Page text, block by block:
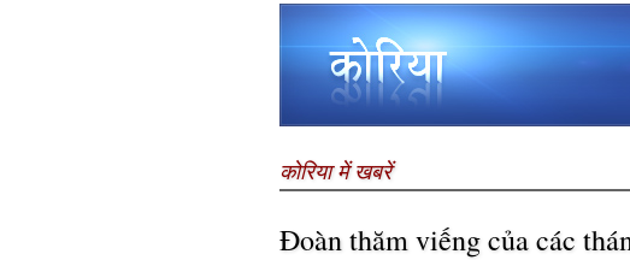
कोरिया में खबरें
Đoàn thăm viếng của các